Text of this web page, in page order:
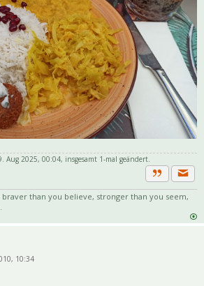
Aug 2025, 00:04, insgesamt 1-mal geändert.
Zitat
than you believe, stronger than you seem,
10:34